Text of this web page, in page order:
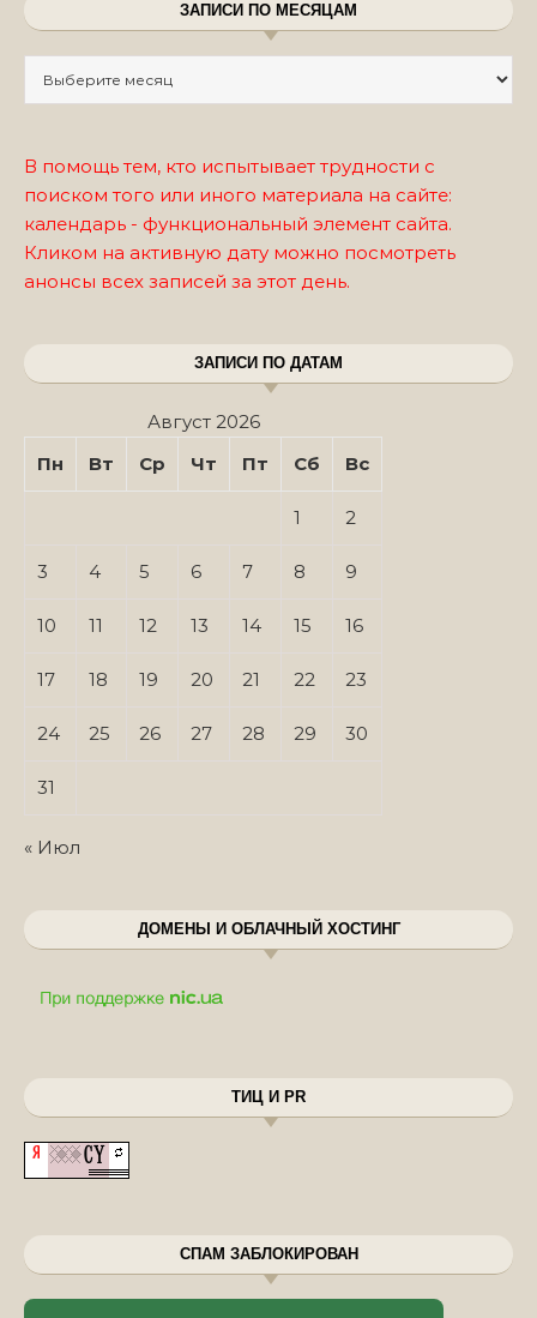
ЗАПИСИ ПО МЕСЯЦАМ
В помощь тем, кто испытывает трудности с
поиском того или иного материала на сайте:
календарь - функциональный элемент сайта.
Кликом на активную дату можно посмотреть
анонсы всех записей за этот день.
ЗАПИСИ ПО ДАТАМ
Август 2026
Пн
Вт Ср Чт Пт Сб Вс
1 2
3 4 5 6 7 8 9
10 11 12 13 14 15 16
17 18 19 20 21 22 23
24 25 26 27 28 29 30
31
« Июл
ДОМЕНЫ И ОБЛАЧНЫЙ ХОСТИНГ
ТИЦ И PR
СПАМ ЗАБЛОКИРОВАН